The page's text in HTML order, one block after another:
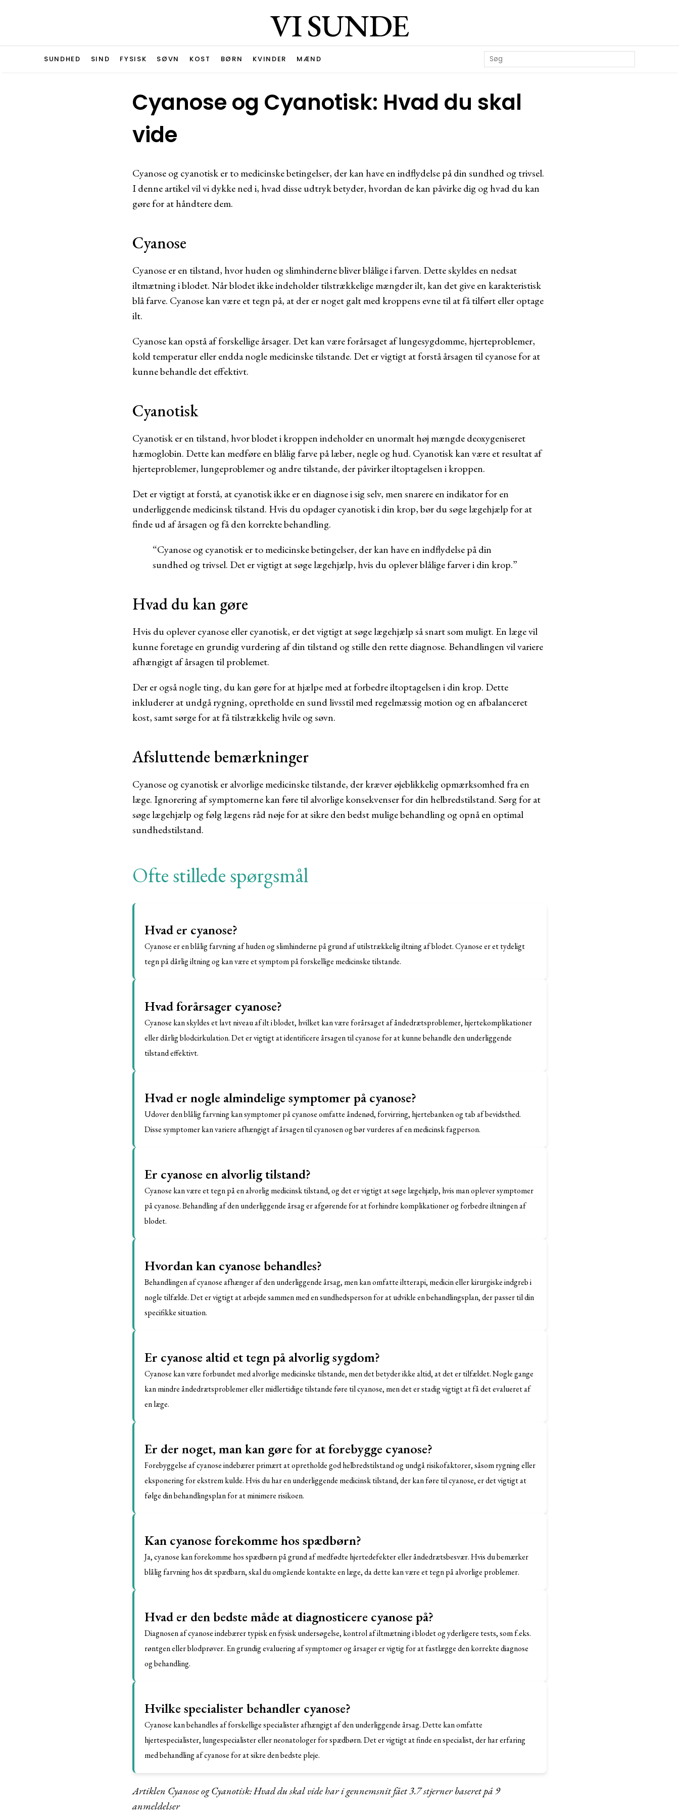
VI SUNDE
SUNDHED SIND FYSISK SØVN KOST BØRN KVINDER MÆND
Cyanose og Cyanotisk: Hvad du skal
vide
Cyanose og cyanotisk er to medicinske betingelser, der kan have en indflydelse på din sundhed og trivsel.
I denne artikel vil vi dykke ned i, hvad disse udtryk betyder, hvordan de kan påvirke dig og hvad du kan
gøre for at håndtere dem.
Cyanose
Cyanose er en tilstand, hvor huden og slimhinderne bliver blålige i farven. Dette skyldes en nedsat
iltmætning i blodet. Når blodet ikke indeholder tilstrækkelige mængder ilt, kan det give en karakteristisk
blå farve. Cyanose kan være et tegn på, at der er noget galt med kroppens evne til at få tilført eller optage
ilt.
Cyanose kan opstå af forskellige årsager. Det kan være forårsaget af lungesygdomme, hjerteproblemer,
kold temperatur eller endda nogle medicinske tilstande. Det er vigtigt at forstå årsagen til cyanose for at
kunne behandle det effektivt.
Cyanotisk
Cyanotisk er en tilstand, hvor blodet i kroppen indeholder en unormalt høj mængde deoxygeniseret
hæmoglobin. Dette kan medføre en blålig farve på læber, negle og hud. Cyanotisk kan være et resultat af
hjerteproblemer, lungeproblemer og andre tilstande, der påvirker iltoptagelsen i kroppen.
Det er vigtigt at forstå, at cyanotisk ikke er en diagnose i sig selv, men snarere en indikator for en
underliggende medicinsk tilstand. Hvis du opdager cyanotisk i din krop, bør du søge lægehjælp for at
finde ud af årsagen og få den korrekte behandling.
“Cyanose og cyanotisk er to medicinske betingelser, der kan have en indflydelse på din
sundhed og trivsel. Det er vigtigt at søge lægehjælp, hvis du oplever blålige farver i din krop.”
Hvad du kan gøre
Hvis du oplever cyanose eller cyanotisk, er det vigtigt at søge lægehjælp så snart som muligt. En læge vil
kunne foretage en grundig vurdering af din tilstand og stille den rette diagnose. Behandlingen vil variere
afhængigt af årsagen til problemet.
Der er også nogle ting, du kan gøre for at hjælpe med at forbedre iltoptagelsen i din krop. Dette
inkluderer at undgå rygning, opretholde en sund livsstil med regelmæssig motion og en afbalanceret
kost, samt sørge for at få tilstrækkelig hvile og søvn.
Afsluttende bemærkninger
Cyanose og cyanotisk er alvorlige medicinske tilstande, der kræver øjeblikkelig opmærksomhed fra en
læge. Ignorering af symptomerne kan føre til alvorlige konsekvenser for din helbredstilstand. Sørg for at
søge lægehjælp og følg lægens råd nøje for at sikre den bedst mulige behandling og opnå en optimal
sundhedstilstand.
Ofte stillede spørgsmål
Hvad er cyanose?
Cyanose er en blålig farvning af huden og slimhinderne på grund af utilstrækkelig iltning af blodet. Cyanose er et tydeligt
tegn på dårlig iltning og kan være et symptom på forskellige medicinske tilstande.
Hvad forårsager cyanose?
Cyanose kan skyldes et lavt niveau af ilt i blodet, hvilket kan være forårsaget af åndedrætsproblemer, hjertekomplikationer
eller dårlig blodcirkulation. Det er vigtigt at identificere årsagen til cyanose for at kunne behandle den underliggende
tilstand effektivt.
Hvad er nogle almindelige symptomer på cyanose?
Udover den blålig farvning kan symptomer på cyanose omfatte åndenød, forvirring, hjertebanken og tab af bevidsthed.
Disse symptomer kan variere afhængigt af årsagen til cyanosen og bør vurderes af en medicinsk fagperson.
Er cyanose en alvorlig tilstand?
Cyanose kan være et tegn på en alvorlig medicinsk tilstand, og det er vigtigt at søge lægehjælp, hvis man oplever symptomer
på cyanose. Behandling af den underliggende årsag er afgørende for at forhindre komplikationer og forbedre iltningen af
blodet.
Hvordan kan cyanose behandles?
Behandlingen af cyanose afhænger af den underliggende årsag, men kan omfatte iltterapi, medicin eller kirurgiske indgreb i
nogle tilfælde. Det er vigtigt at arbejde sammen med en sundhedsperson for at udvikle en behandlingsplan, der passer til din
specifikke situation.
Er cyanose altid et tegn på alvorlig sygdom?
Cyanose kan være forbundet med alvorlige medicinske tilstande, men det betyder ikke altid, at det er tilfældet. Nogle gange
kan mindre åndedrætsproblemer eller midlertidige tilstande føre til cyanose, men det er stadig vigtigt at få det evalueret af
en læge.
Er der noget, man kan gøre for at forebygge cyanose?
Forebyggelse af cyanose indebærer primært at opretholde god helbredstilstand og undgå risikofaktorer, såsom rygning eller
eksponering for ekstrem kulde. Hvis du har en underliggende medicinsk tilstand, der kan føre til cyanose, er det vigtigt at
følge din behandlingsplan for at minimere risikoen.
Kan cyanose forekomme hos spædbørn?
Ja, cyanose kan forekomme hos spædbørn på grund af medfødte hjertedefekter eller åndedrætsbesvær. Hvis du bemærker
blålig farvning hos dit spædbarn, skal du omgående kontakte en læge, da dette kan være et tegn på alvorlige problemer.
Hvad er den bedste måde at diagnosticere cyanose på?
Diagnosen af cyanose indebærer typisk en fysisk undersøgelse, kontrol af iltmætning i blodet og yderligere tests, som f.eks.
røntgen eller blodprøver. En grundig evaluering af symptomer og årsager er vigtig for at fastlægge den korrekte diagnose
og behandling.
Hvilke specialister behandler cyanose?
Cyanose kan behandles af forskellige specialister afhængigt af den underliggende årsag. Dette kan omfatte
hjertespecialister, lungespecialister eller neonatologer for spædbørn. Det er vigtigt at finde en specialist, der har erfaring
med behandling af cyanose for at sikre den bedste pleje.
Artiklen Cyanose og Cyanotisk: Hvad du skal vide har i gennemsnit fået3.7stjerner baseret på9
anmeldelser